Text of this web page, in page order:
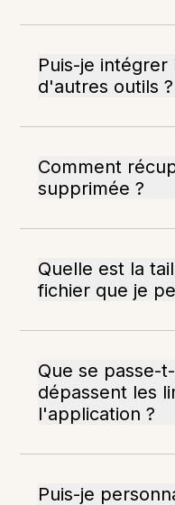
Puis-je
d'autres outils ?
Comment
supprimée ?
Quelle est la
fichier que je
Que se passe-
dépassent les
l'application ?
Puis-je